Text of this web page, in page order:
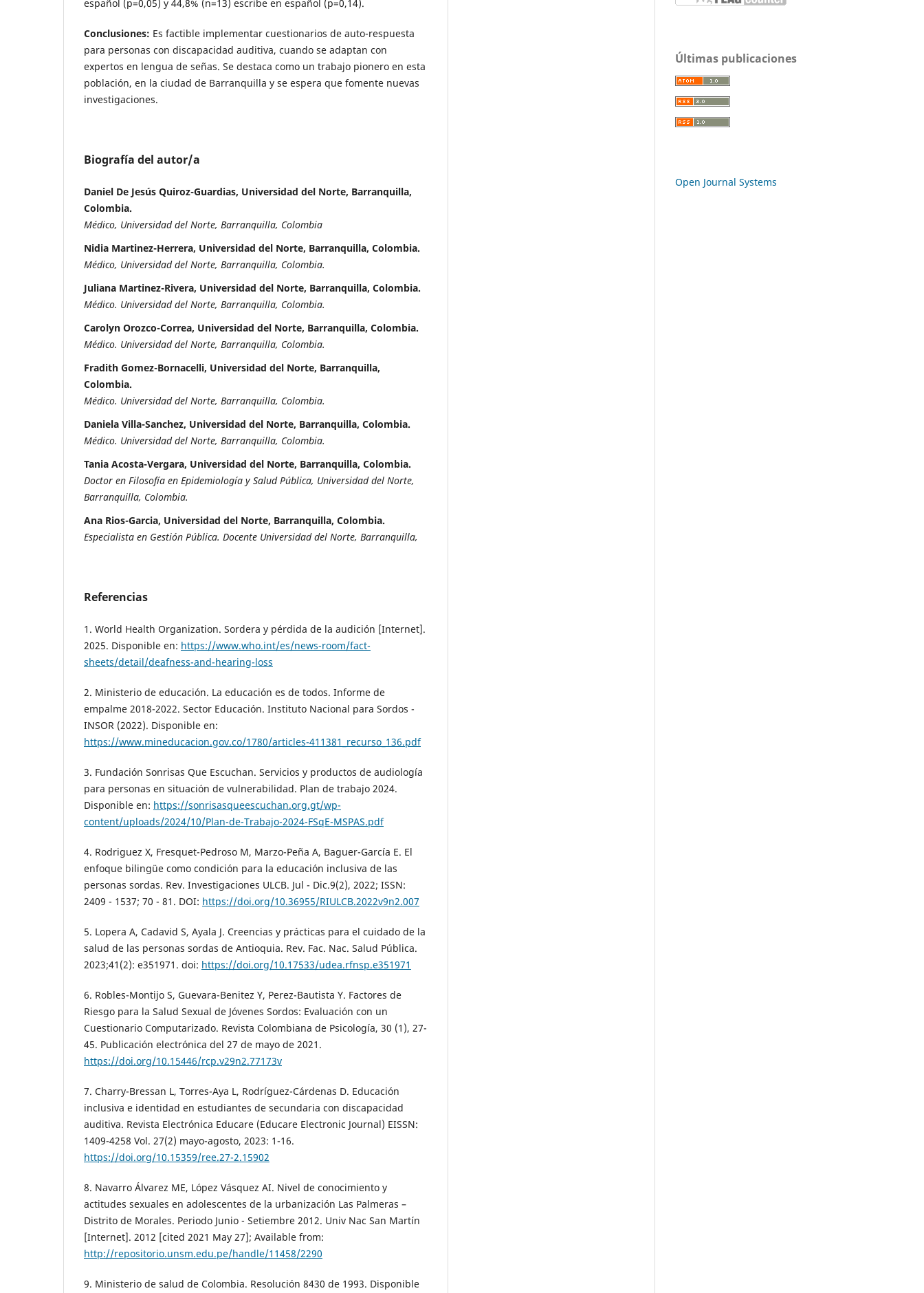
español (p=0,05) y 44,8% (n=13) escribe en español (p=0,14).
Conclusiones: Es factible implementar cuestionarios de auto-respuesta
para personas con discapacidad auditiva, cuando se adaptan con
expertos en lengua de señas. Se destaca como un trabajo pionero en esta
población, en la ciudad de Barranquilla y se espera que fomente nuevas
investigaciones.
Biografía del autor/a
Daniel De Jesús Quiroz-Guardias, Universidad del Norte, Barranquilla,
Colombia.
Médico, Universidad del Norte, Barranquilla, Colombia
Nidia Martinez-Herrera, Universidad del Norte, Barranquilla, Colombia.
Médico, Universidad del Norte, Barranquilla, Colombia.
Juliana Martinez-Rivera, Universidad del Norte, Barranquilla, Colombia.
Médico. Universidad del Norte, Barranquilla, Colombia.
Carolyn Orozco-Correa, Universidad del Norte, Barranquilla, Colombia.
Médico. Universidad del Norte, Barranquilla, Colombia.
Fradith Gomez-Bornacelli, Universidad del Norte, Barranquilla,
Colombia.
Médico. Universidad del Norte, Barranquilla, Colombia.
Daniela Villa-Sanchez, Universidad del Norte, Barranquilla, Colombia.
Médico. Universidad del Norte, Barranquilla, Colombia.
Tania Acosta-Vergara, Universidad del Norte, Barranquilla, Colombia.
Doctor en Filosofía en Epidemiología y Salud Pública, Universidad del Norte,
Barranquilla, Colombia.
Ana Rios-Garcia, Universidad del Norte, Barranquilla, Colombia.
Especialista en Gestión Pública. Docente Universidad del Norte, Barranquilla,
Referencias
1. World Health Organization. Sordera y pérdida de la audición [Internet].
2025. Disponible en: https://www.who.int/es/news-room/fact-
sheets/detail/deafness-and-hearing-loss
2. Ministerio de educación. La educación es de todos. Informe de
empalme 2018-2022. Sector Educación. Instituto Nacional para Sordos -
INSOR (2022). Disponible en:
https://www.mineducacion.gov.co/1780/articles-411381_recurso_136.pdf
3. Fundación Sonrisas Que Escuchan. Servicios y productos de audiología
para personas en situación de vulnerabilidad. Plan de trabajo 2024.
Disponible en: https://sonrisasqueescuchan.org.gt/wp-
content/uploads/2024/10/Plan-de-Trabajo-2024-FSqE-MSPAS.pdf
4. Rodriguez X, Fresquet-Pedroso M, Marzo-Peña A, Baguer-García E. El
enfoque bilingüe como condición para la educación inclusiva de las
personas sordas. Rev. Investigaciones ULCB. Jul - Dic.9(2), 2022; ISSN:
2409 - 1537; 70 - 81. DOI: https://doi.org/10.36955/RIULCB.2022v9n2.007
5. Lopera A, Cadavid S, Ayala J. Creencias y prácticas para el cuidado de la
salud de las personas sordas de Antioquia. Rev. Fac. Nac. Salud Pública.
2023;41(2): e351971. doi: https://doi.org/10.17533/udea.rfnsp.e351971
6. Robles-Montijo S, Guevara-Benitez Y, Perez-Bautista Y. Factores de
Riesgo para la Salud Sexual de Jóvenes Sordos: Evaluación con un
Cuestionario Computarizado. Revista Colombiana de Psicología, 30 (1), 27-
45. Publicación electrónica del 27 de mayo de 2021.
https://doi.org/10.15446/rcp.v29n2.77173v
7. Charry-Bressan L, Torres-Aya L, Rodríguez-Cárdenas D. Educación
inclusiva e identidad en estudiantes de secundaria con discapacidad
auditiva. Revista Electrónica Educare (Educare Electronic Journal) EISSN:
1409-4258 Vol. 27(2) mayo-agosto, 2023: 1-16.
https://doi.org/10.15359/ree.27-2.15902
8. Navarro Álvarez ME, López Vásquez AI. Nivel de conocimiento y
actitudes sexuales en adolescentes de la urbanización Las Palmeras –
Distrito de Morales. Periodo Junio - Setiembre 2012. Univ Nac San Martín
[Internet]. 2012 [cited 2021 May 27]; Available from:
http://repositorio.unsm.edu.pe/handle/11458/2290
9. Ministerio de salud de Colombia. Resolución 8430 de 1993. Disponible
Últimas publicaciones
Open Journal Systems